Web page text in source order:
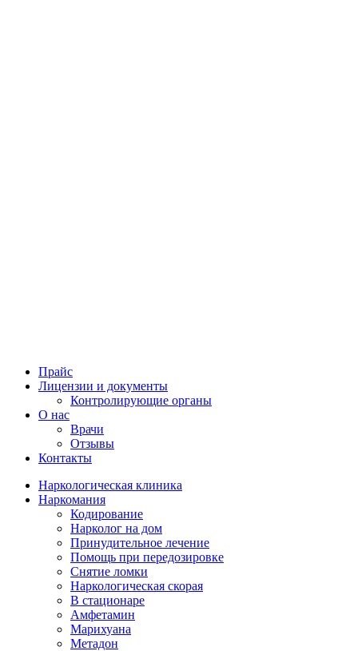
Прайс
Лицензии и документы
Контролирующие органы
О нас
Врачи
Отзывы
Контакты
Наркологическая клиника
Наркомания
Кодирование
Нарколог на дом
Принудительное лечение
Помощь при передозировке
Снятие ломки
Наркологическая скорая
В стационаре
Амфетамин
Марихуана
Метадон